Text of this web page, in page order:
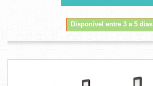
Disponível entre 3 a 5 dias